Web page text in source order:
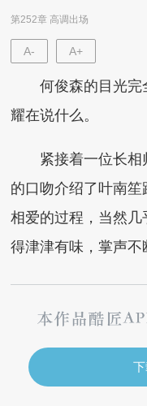
第252章 高调出场
A- A+
何俊森的目光完
耀在说什么。
紧接着一位长
的口吻介绍了叶南笙
相爱的过程，当然
得津津有味，掌声